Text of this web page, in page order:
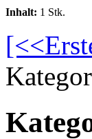
Inhalt: 1 Stk.